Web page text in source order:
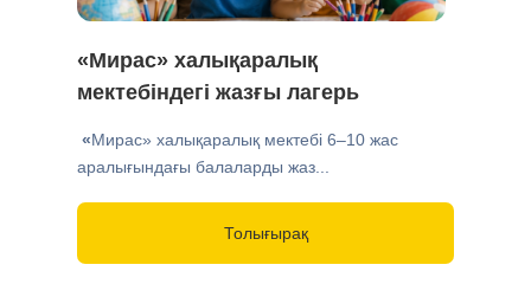
«Мирас» халықаралық
мектебіндегі жазғы лагерь
«Мирас» халықаралық мектебі 6–10 жас
аралығындағы балаларды жаз...
Толығырақ